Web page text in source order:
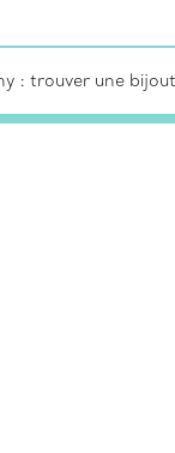
: trouver une